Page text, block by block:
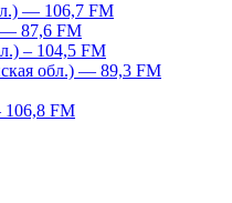
— 106,7 FM
— 87,6 FM
– 104,5 FM
обл.) — 89,3 FM
FM